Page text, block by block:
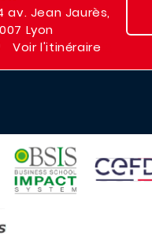
av. Jean Jaurès,
Lyon
Voir l'itinéraire
IMAGE
IMAGE